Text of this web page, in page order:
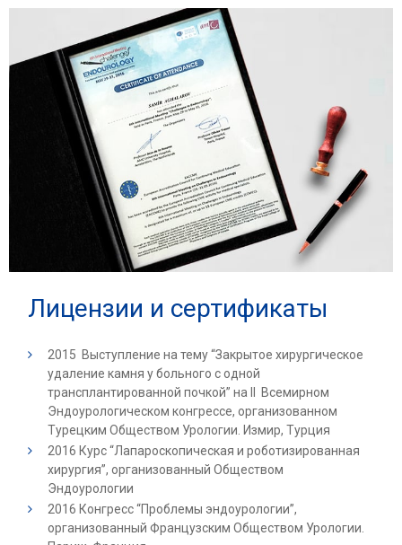
Лицензии и сертификаты
2015 Выступление на тему “Закрытое хирургическое
удаление камня у больного с одной
трансплантированной почкой” на II Всемирном
Эндоурологическом конгрессе, организованном
Турецким Обществом Урологии. Измир, Турция
2016 Курс “Лапароскопическая и роботизированная
хирургия”, организованный Обществом
Эндоурологии
2016 Конгресс “Проблемы эндоурологии”,
организованный Французским Обществом Урологии.